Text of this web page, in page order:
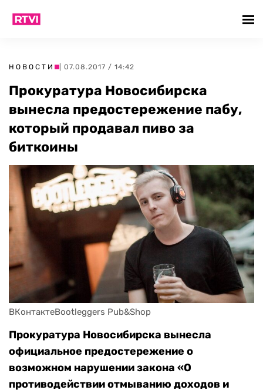
НОВОСТИ | 07.08.2017 / 14:42
Прокуратура Новосибирска
вынесла предостережение пабу,
который продавал пиво за
биткоины
ВКонтактеBootleggers Pub&Shop
Прокуратура Новосибирска вынесла
официальное предостережение о
возможном нарушении закона «О
противодействии отмыванию доходов и